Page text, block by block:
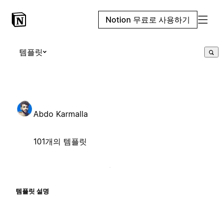
Notion 무료로 사용하기
템플릿
Abdo Karmalla
101개의 템플릿
템플릿 설명